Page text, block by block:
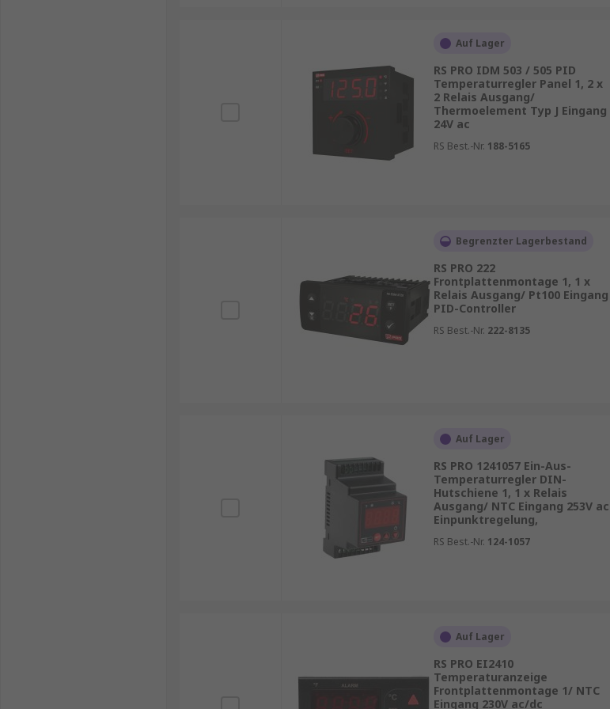
Auf Lager
RS PRO IDM 503 / 505 PID
Temperaturregler Panel 1, 2 x
2 Relais Ausgang/
Thermoelement Typ J Eingang
24V ac
RS Best.-Nr. 188-5165
Begrenzter Lagerbestand
RS PRO 222
Frontplattenmontage 1, 1 x
Relais Ausgang/ Pt100 Eingang
PID-Controller
RS Best.-Nr. 222-8135
Auf Lager
RS PRO 1241057 Ein-Aus-
Temperaturregler DIN-
Hutschiene 1, 1 x Relais
Ausgang/ NTC Eingang 253V ac
Einpunktregelung,
RS Best.-Nr. 124-1057
Auf Lager
RS PRO EI2410
Temperaturanzeige
Frontplattenmontage 1/ NTC
Eingang 230V ac/dc